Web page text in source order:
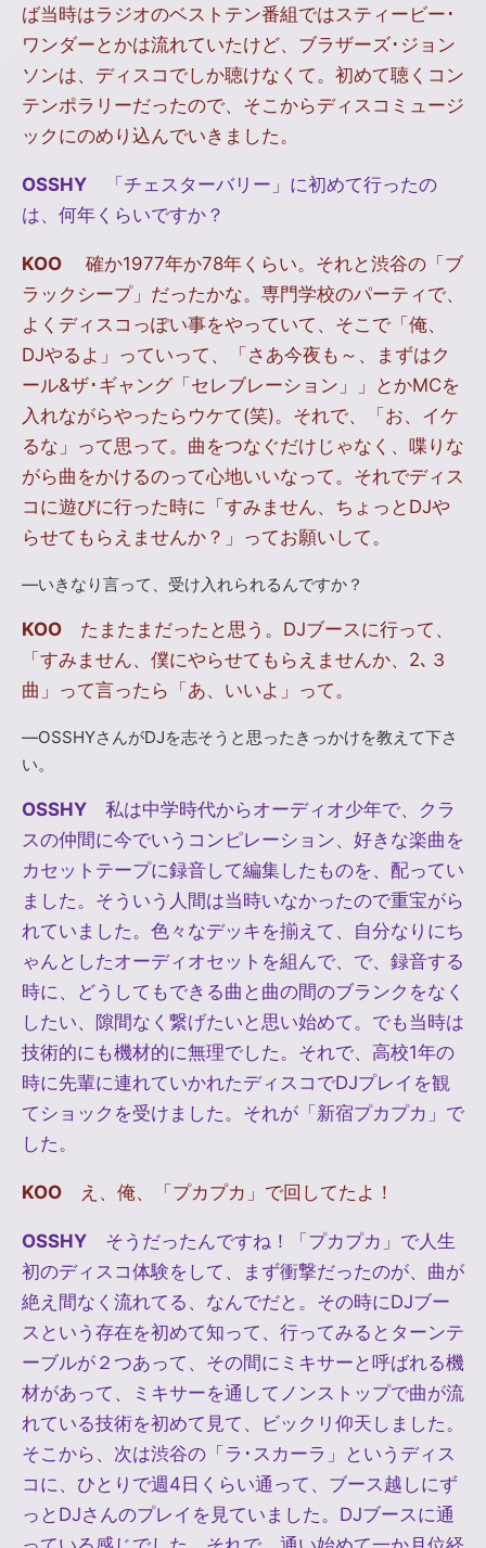
ば当時はラジオのベストテン番組ではスティービー･
ワンダーとかは流れていたけど、ブラザーズ･ジョン
ソンは、ディスコでしか聴けなくて。初めて聴くコン
テンポラリーだったので、そこからディスコミュージ
ックにのめり込んでいきました。
OSSHY 「チェスターバリー」に初めて行ったの
は、何年くらいですか？
KOO 確か1977年か78年くらい。それと渋谷の「ブ
ラックシープ」だったかな。専門学校のパーティで、
よくディスコっぽい事をやっていて、そこで「俺、
DJやるよ」っていって、「さあ今夜も～、まずはク
ール&ザ･ギャング「セレブレーション」」とかMCを
入れながらやったらウケて(笑)。それで、「お、イケ
るな」って思って。曲をつなぐだけじゃなく、喋りな
がら曲をかけるのって心地いいなって。それでディス
コに遊びに行った時に「すみません、ちょっとDJや
らせてもらえませんか？」ってお願いして。
―いきなり言って、受け入れられるんですか？
KOO たまたまだったと思う。DJブースに行って、
「すみません、僕にやらせてもらえませんか、2､３
曲」って言ったら「あ、いいよ」って。
―OSSHYさんがDJを志そうと思ったきっかけを教えて下さ
い。
OSSHY 私は中学時代からオーディオ少年で、クラ
スの仲間に今でいうコンピレーション、好きな楽曲を
カセットテープに録音して編集したものを、配ってい
ました。そういう人間は当時いなかったので重宝がら
れていました。色々なデッキを揃えて、自分なりにち
ゃんとしたオーディオセットを組んで、で、録音する
時に、どうしてもできる曲と曲の間のブランクをなく
したい、隙間なく繋げたいと思い始めて。でも当時は
技術的にも機材的に無理でした。それで、高校1年の
時に先輩に連れていかれたディスコでDJプレイを観
てショックを受けました。それが「新宿プカプカ」で
した。
KOO え、俺、「プカプカ」で回してたよ！
OSSHY そうだったんですね！「プカプカ」で人生
初のディスコ体験をして、まず衝撃だったのが、曲が
絶え間なく流れてる、なんでだと。その時にDJブー
スという存在を初めて知って、行ってみるとターンテ
ーブルが２つあって、その間にミキサーと呼ばれる機
材があって、ミキサーを通してノンストップで曲が流
れている技術を初めて見て、ビックリ仰天しました。
そこから、次は渋谷の「ラ･スカーラ」というディス
コに、ひとりで週4日くらい通って、ブース越しにず
っとDJさんのプレイを見ていました。DJブースに通